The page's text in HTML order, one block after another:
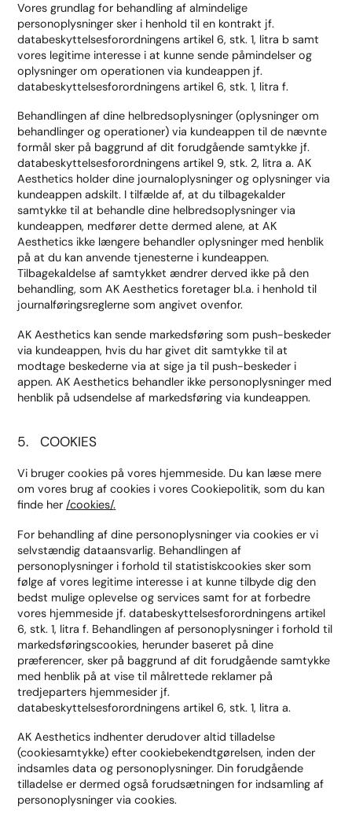
Vores grundlag for behandling af almindelige
personoplysninger sker i henhold til en kontrakt jf.
databeskyttelsesforordningens artikel 6, stk. 1, litra b samt
vores legitime interesse i at kunne sende påmindelser og
oplysninger om operationen via kundeappen jf.
databeskyttelsesforordningens artikel 6, stk. 1, litra f.
Behandlingen af dine helbredsoplysninger (oplysninger om
behandlinger og operationer) via kundeappen til de nævnte
formål sker på baggrund af dit forudgående samtykke jf.
databeskyttelsesforordningens artikel 9, stk. 2, litra a. AK
Aesthetics holder dine journaloplysninger og oplysninger via
kundeappen adskilt. I tilfælde af, at du tilbagekalder
samtykke til at behandle dine helbredsoplysninger via
kundeappen, medfører dette dermed alene, at AK
Aesthetics ikke længere behandler oplysninger med henblik
på at du kan anvende tjenesterne i kundeappen.
Tilbagekaldelse af samtykket ændrer derved ikke på den
behandling, som AK Aesthetics foretager bl.a. i henhold til
journalføringsreglerne som angivet ovenfor.
AK Aesthetics kan sende markedsføring som push-beskeder
via kundeappen, hvis du har givet dit samtykke til at
modtage beskederne via at sige ja til push-beskeder i
appen. AK Aesthetics behandler ikke personoplysninger med
henblik på udsendelse af markedsføring via kundeappen.
5. COOKIES
Vi bruger cookies på vores hjemmeside. Du kan læse mere
om vores brug af cookies i vores Cookiepolitik, som du kan
finde her /cookies/.
For behandling af dine personoplysninger via cookies er vi
selvstændig dataansvarlig. Behandlingen af
personoplysninger i forhold til statistiskcookies sker som
følge af vores legitime interesse i at kunne tilbyde dig den
bedst mulige oplevelse og services samt for at forbedre
vores hjemmeside jf. databeskyttelsesforordningens artikel
6, stk. 1, litra f. Behandlingen af personoplysninger i forhold til
markedsføringscookies, herunder baseret på dine
præferencer, sker på baggrund af dit forudgående samtykke
med henblik på at vise til målrettede reklamer på
tredjeparters hjemmesider jf.
databeskyttelsesforordningens artikel 6, stk. 1, litra a.
AK Aesthetics indhenter derudover altid tilladelse
(cookiesamtykke) efter cookiebekendtgørelsen, inden der
indsamles data og personoplysninger. Din forudgående
tilladelse er dermed også forudsætningen for indsamling af
personoplysninger via cookies.